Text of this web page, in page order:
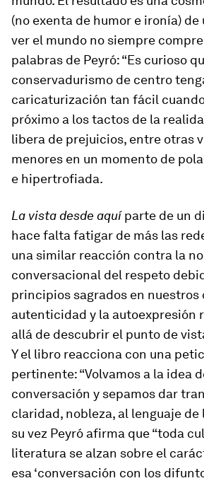
(no exenta de humor e ironía) de
ver el mundo no siempre
palabras de Peyró: “Es curioso
conservadurismo de centro
caricaturización tan fácil
próximo a los tactos de la
libera de prejuicios, entre otras
menores en un momento de
e hipertrofiada.
La vista desde aquíparte de un
hace falta fatigar de más las
una similar reacción contra la
conversacional del respeto
principios sagrados en nuestros
autenticidad y la autoexpresión
allá de descubrir el punto de
Y el libro reacciona con una
pertinente: “Volvamos a la idea
conversación y sepamos dar
claridad, nobleza, al lenguaje de
su vez Peyró afirma que “toda
literatura se alzan sobre el
esa ‘conversación con los